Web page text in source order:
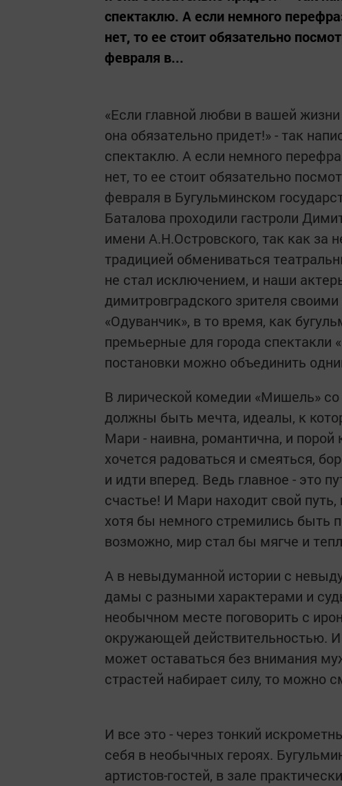
спектаклю. А если немного
нет, то ее стоит обязательно
февраля в...
«Если главной любви в вашей
она обязательно придет!» - так
спектаклю. А если немного
нет, то ее стоит обязательно
февраля в Бугульминском
Баталова проходили гастроли
имени А.Н.Островского, так как за
традицией обмениваться
не стал исключением, и наши
димитровградского зрителя
«Одуванчик», в то время, как
премьерные для города спектакли
постановки можно объединить
В лирической комедии «Мишель»
должны быть мечта, идеалы, к
Мари - наивна, романтична, и
хочется радоваться и смеяться,
и идти вперед. Ведь главное - это
счастье! И Мари находит свой
хотя бы немного стремились быть
возможно, мир стал бы мягче и
А в невыдуманной истории с
дамы с разными характерами и
необычном месте поговорить с
окружающей действительностью.
может оставаться без внимания
страстей набирает силу, то можно
И все это - через тонкий
себя в необычных героях.
артистов-гостей, в зале